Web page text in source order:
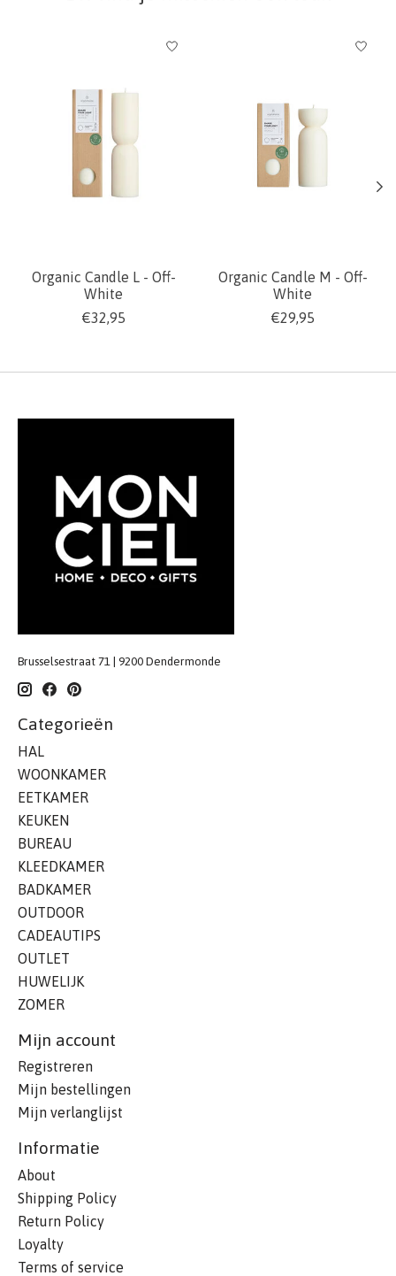
Items van productcarrousel
Organic Candle L - Off-
White
€32,95
Organic Candle M - Off-
White
€29,95
Brusselsestraat 71 | 9200 Dendermonde
Categorieën
HAL
WOONKAMER
EETKAMER
KEUKEN
BUREAU
KLEEDKAMER
BADKAMER
OUTDOOR
CADEAUTIPS
OUTLET
HUWELIJK
ZOMER
Mijn account
Registreren
Mijn bestellingen
Mijn verlanglijst
Informatie
About
Shipping Policy
Return Policy
Loyalty
Terms of service